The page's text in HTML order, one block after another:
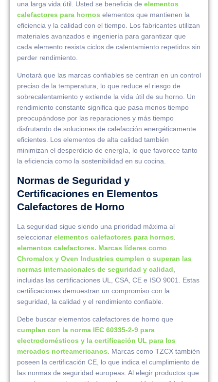
una larga vida útil. Usted se beneficia de elementos
calefactores para hornos elementos que mantienen la
eficiencia y la calidad con el tiempo. Los fabricantes utilizan
materiales avanzados e ingeniería para garantizar que
cada elemento resista ciclos de calentamiento repetidos sin
perder rendimiento.
Unotará que las marcas confiables se centran en un control
preciso de la temperatura, lo que reduce el riesgo de
sobrecalentamiento y extiende la vida útil de su horno. Un
rendimiento constante significa que pasa menos tiempo
preocupándose por las reparaciones y más tiempo
disfrutando de soluciones de calefacción energéticamente
eficientes. Los elementos de alta calidad también
minimizan el desperdicio de energía, lo que favorece tanto
la eficiencia como la sostenibilidad en su cocina.
Normas de Seguridad y
Certificaciones en Elementos
Calefactores de Horno
La seguridad sigue siendo una prioridad máxima al
seleccionar elementos calefactores para hornos
elementos calefactores. Marcas líderes como
Chromalox y Oven Industries cumplen o superan las
normas internacionales de seguridad y calidad
incluidas las certificaciones UL, CSA, CE e ISO 9001. Estas
certificaciones demuestran un compromiso con la
seguridad, la calidad y el rendimiento confiable.
Debe buscar elementos calefactores de horno que
cumplan con la norma IEC 60335-2-9 para
electrodomésticos y la certificación UL para los
mercados norteamericanos. Marcas como TZCX también
poseen la certificación CE, lo que indica el cumplimiento de
las normas de seguridad europeas. Al elegir productos que